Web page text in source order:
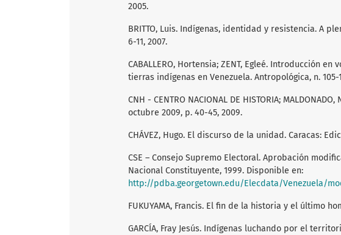
2005.
BRITTO, Luis. Indígenas, identidad y resistencia. A
6-11, 2007.
CABALLERO, Hortensia; ZENT, Egleé. Introducción
tierras indígenas en Venezuela. Antropológica, n. 105-
CNH - CENTRO NACIONAL DE HISTORIA;
octubre 2009, p. 40-45, 2009.
CHÁVEZ, Hugo. El discurso de la unidad. Caracas:
CSE – Consejo Supremo Electoral. Aprobación
Nacional Constituyente, 1999. Disponible en:
http://pdba.georgetown.edu/Elecdata/Venezuela/
FUKUYAMA, Francis. El fin de la historia y el último
GARCÍA, Fray Jesús. Indígenas luchando por el